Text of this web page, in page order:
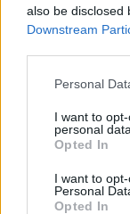
also be disclosed
Downstream
Please note that
not limited to
grant or deny
use your data for
consent section.
Personal
I want to
personal data.
Opted In
I want to
Personal
Opted In
Szólj hozzá!
A